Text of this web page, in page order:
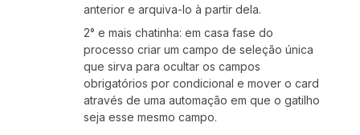
anterior e arquiva-lo à partir dela.
2° e mais chatinha: em casa fase do
processo criar um campo de seleção única
que sirva para ocultar os campos
obrigatórios por condicional e mover o card
através de uma automação em que o gatilho
seja esse mesmo campo.